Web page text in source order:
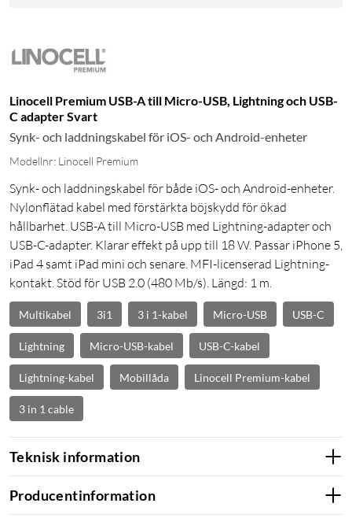
Linocell Premium USB-A till Micro-USB, Lightning och USB-
C adapter Svart
Synk- och laddningskabel för iOS- och Android-enheter
Modellnr: Linocell Premium
Synk- och laddningskabel för både iOS- och Android-enheter.
Nylonflätad kabel med förstärkta böjskydd för ökad
hållbarhet. USB-A till Micro-USB med Lightning-adapter och
USB-C-adapter. Klarar effekt på upp till 18 W. Passar iPhone 5,
iPad 4 samt iPad mini och senare. MFI-licenserad Lightning-
kontakt. Stöd för USB 2.0 (480 Mb/s). Längd: 1 m.
Multikabel 3i1 3 i 1-kabel Micro-USB USB-C
Lightning Micro-USB-kabel USB-C-kabel
Lightning-kabel Mobillåda Linocell Premium-kabel
3 in 1 cable
Teknisk information
Producentinformation